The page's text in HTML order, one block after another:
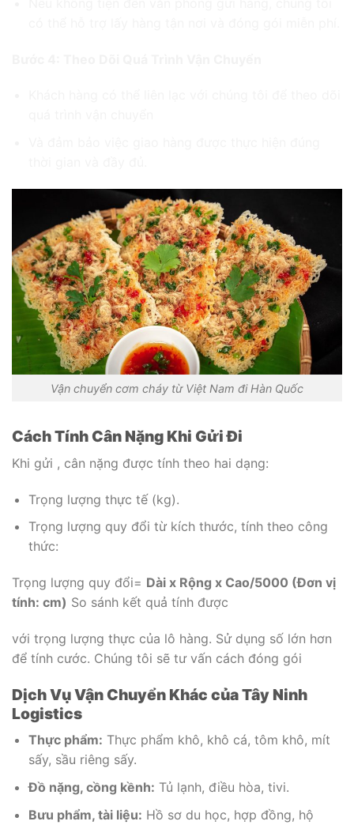
Vận chuyển cơm cháy từ Việt Nam đi Hàn Quốc
Cách Tính Cân Nặng Khi Gửi Đi
Khi gửi , cân nặng được tính theo hai dạng:
Trọng lượng thực tế (kg).
Trọng lượng quy đổi từ kích thước, tính theo công
thức:
Trọng lượng quy đổi= Dài x Rộng x Cao/5000 (Đơn vị
tính: cm) So sánh kết quả tính được
với trọng lượng thực của lô hàng. Sử dụng số lớn hơn
để tính cước. Chúng tôi sẽ tư vấn cách đóng gói
Dịch Vụ Vận Chuyển Khác của Tây Ninh
Logistics
Thực phẩm: Thực phẩm khô, khô cá, tôm khô, mít
sấy, sầu riêng sấy.
Đồ nặng, cồng kềnh: Tủ lạnh, điều hòa, tivi.
Bưu phẩm, tài liệu: Hồ sơ du học, hợp đồng, hộ